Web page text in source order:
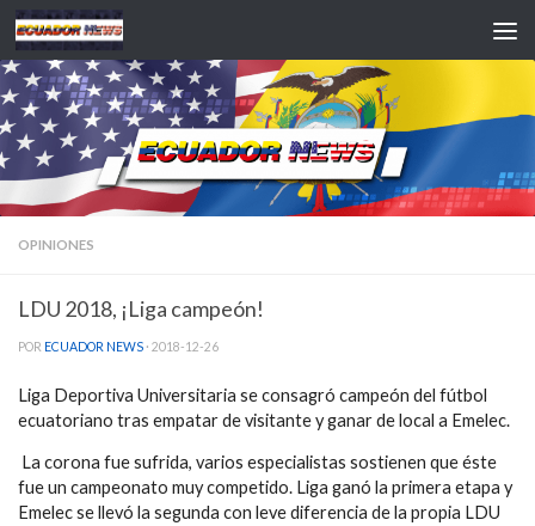
Saltar al contenido
OPINIONES
LDU 2018, ¡Liga campeón!
POR ECUADOR NEWS · 2018-12-26
Liga Deportiva Universitaria se consagró campeón del fútbol
ecuatoriano tras empatar de visitante y ganar de local a Emelec.
La corona fue sufrida, varios especialistas sostienen que éste
fue un campeonato muy competido. Liga ganó la primera etapa y
Emelec se llevó la segunda con leve diferencia de la propia LDU